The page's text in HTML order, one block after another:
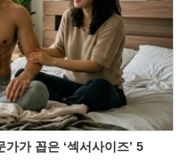
가 꼽은 ‘섹서사이즈’ 5